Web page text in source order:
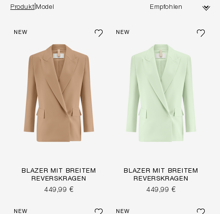
Produkt Model
NEW
BLAZER MIT BREITEM
REVERSKRAGEN
449,99 €
NEW
BLAZER MIT BREITEM
REVERSKRAGEN
449,99 €
NEW NEW